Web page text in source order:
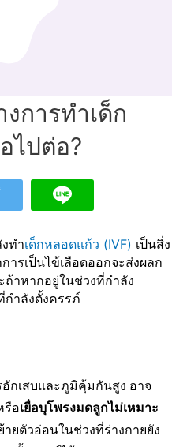
การทำเด็ก
ไปต่อ?
ทำเด็กหลอดแก้ว (IVF) เป็นสิ่ง
ารเป็นไข้เลือดออกจะส่งผลก
ถ้าหากอยู่ในช่วงที่กำลัง
ำลังตั้งครรภ์
อักเสบและภูมิคุ้มกันสูง อาจ
รือเยื่อบุโพรงมดลูกไม่เหมาะ
ยตัวอ่อนในช่วงที่ร่างกายยัง